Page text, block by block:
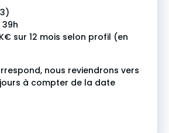
sur 12 mois selon profil (en
nous reviendrons vers
à compter de la date